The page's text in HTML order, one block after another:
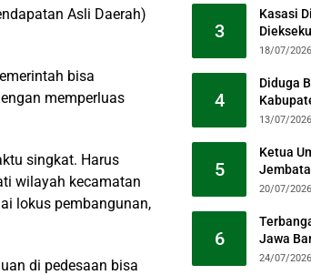
Asli Daerah)
bisa
memperluas
singkat. Harus
wilayah kecamatan
lokus pembangunan,
di pedesaan bisa
3
Kasasi
18/07/2026
4
Diduga
13/07/2026
5
Ketua
Simbol
20/07/2026
6
Jawa
24/07/2026